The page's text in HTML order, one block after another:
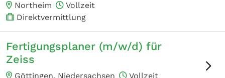
Northeim
Vollzeit
Direktvermittlung
Fertigungsplaner (m/w/d) für
Zeiss
Göttingen, Niedersachsen
Vollzeit